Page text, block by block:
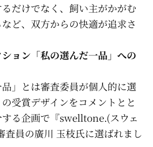
だけでなく、飼い主がかがむ
ど、双方からの快適が追求さ
ョン「私の選んだ一品」への
品」とは審査委員が個人的に選
受賞デザインをコメントとと
する企画で『swelltone.(スウェ
査員の廣川 玉枝氏に選ばれまし